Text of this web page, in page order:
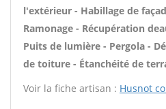
l'extérieur - Habillage de
Ramonage - Récupération
Puits de lumière - Pergola -
de toiture - Étanchéité de
Voir la fiche artisan : Husnot